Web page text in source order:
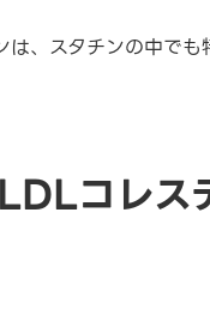
は、スタチンの中で
コレス